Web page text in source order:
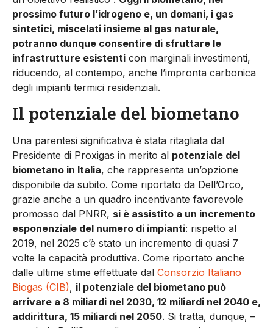
prossimo futuro l’idrogeno e, un domani, i gas
sintetici, miscelati insieme al gas naturale,
potranno dunque consentire di sfruttare le
infrastrutture esistenti con marginali investimenti,
riducendo, al contempo, anche l’impronta carbonica
degli impianti termici residenziali.
Il potenziale del biometano
Una parentesi significativa è stata ritagliata dal
Presidente di Proxigas in merito al potenziale del
biometano in Italia, che rappresenta un’opzione
disponibile da subito. Come riportato da Dell’Orco,
grazie anche a un quadro incentivante favorevole
promosso dal PNRR, si è assistito a un incremento
esponenziale del numero di impianti: rispetto al
2019, nel 2025 c’è stato un incremento di quasi 7
volte la capacità produttiva. Come riportato anche
dalle ultime stime effettuate dal Consorzio Italiano
Biogas (CIB), il potenziale del biometano può
arrivare a 8 miliardi nel 2030, 12 miliardi nel 2040 e,
addirittura, 15 miliardi nel 2050. Si tratta, dunque, –